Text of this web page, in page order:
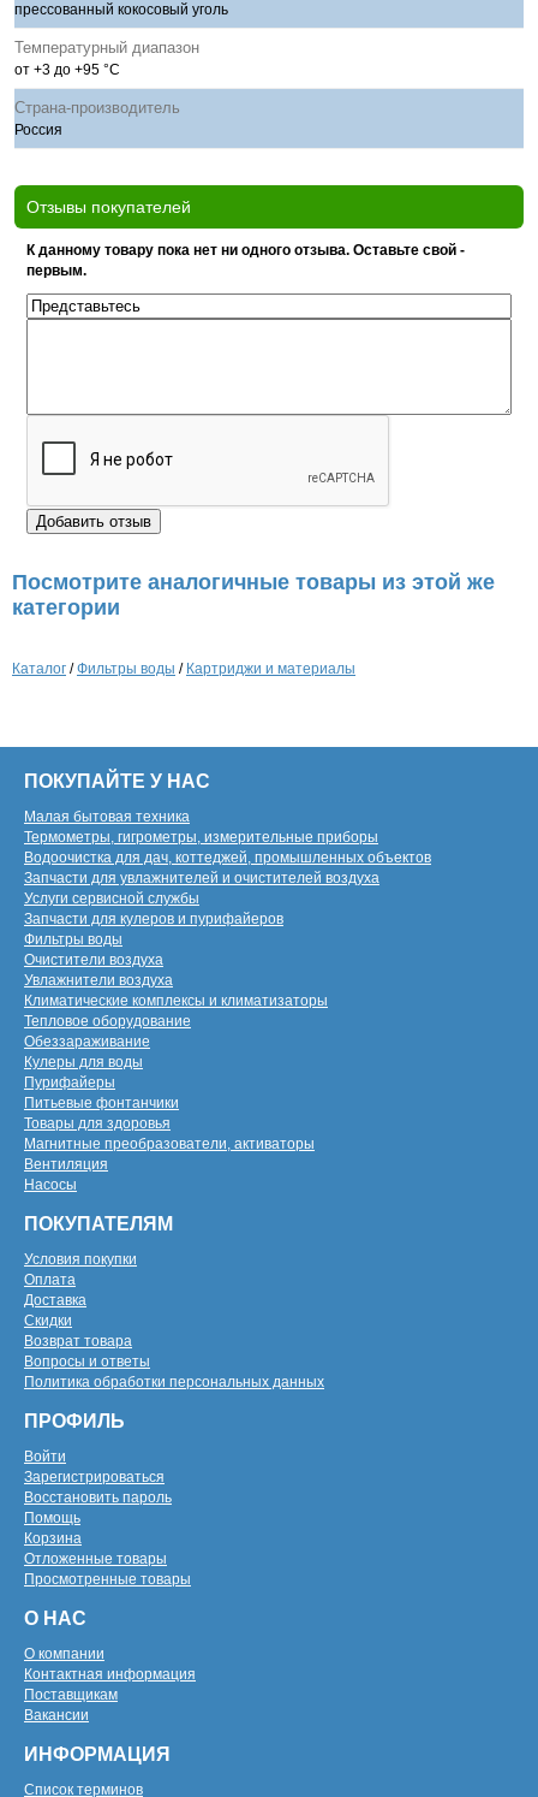
прессованный кокосовый уголь
Температурный диапазон
от +3 до +95 °С
Страна-производитель
Россия
Отзывы покупателей
К данному товару пока нет ни одного отзыва. Оставьте свой -
первым.
Посмотрите аналогичные товары из этой же
категории
Каталог /Фильтры воды / Картриджи и материалы
ПОКУПАЙТЕ У НАС
Малая бытовая техника
Термометры, гигрометры, измерительные приборы
Водоочистка для дач, коттеджей, промышленных объектов
Запчасти для увлажнителей и очистителей воздуха
Услуги сервисной службы
Запчасти для кулеров и пурифайеров
Фильтры воды
Очистители воздуха
Увлажнители воздуха
Климатические комплексы и климатизаторы
Тепловое оборудование
Обеззараживание
Кулеры для воды
Пурифайеры
Питьевые фонтанчики
Товары для здоровья
Магнитные преобразователи, активаторы
Вентиляция
Насосы
ПОКУПАТЕЛЯМ
Условия покупки
Оплата
Доставка
Скидки
Возврат товара
Вопросы и ответы
Политика обработки персональных данных
ПРОФИЛЬ
Войти
Зарегистрироваться
Восстановить пароль
Помощь
Корзина
Отложенные товары
Просмотренные товары
О НАС
О компании
Контактная информация
Поставщикам
Вакансии
ИНФОРМАЦИЯ
Список терминов